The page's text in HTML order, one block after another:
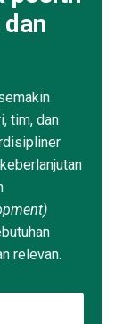
tim, dan
relevan.